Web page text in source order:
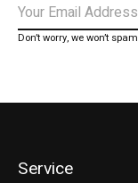
Don’t worry, we won’t spam
Service